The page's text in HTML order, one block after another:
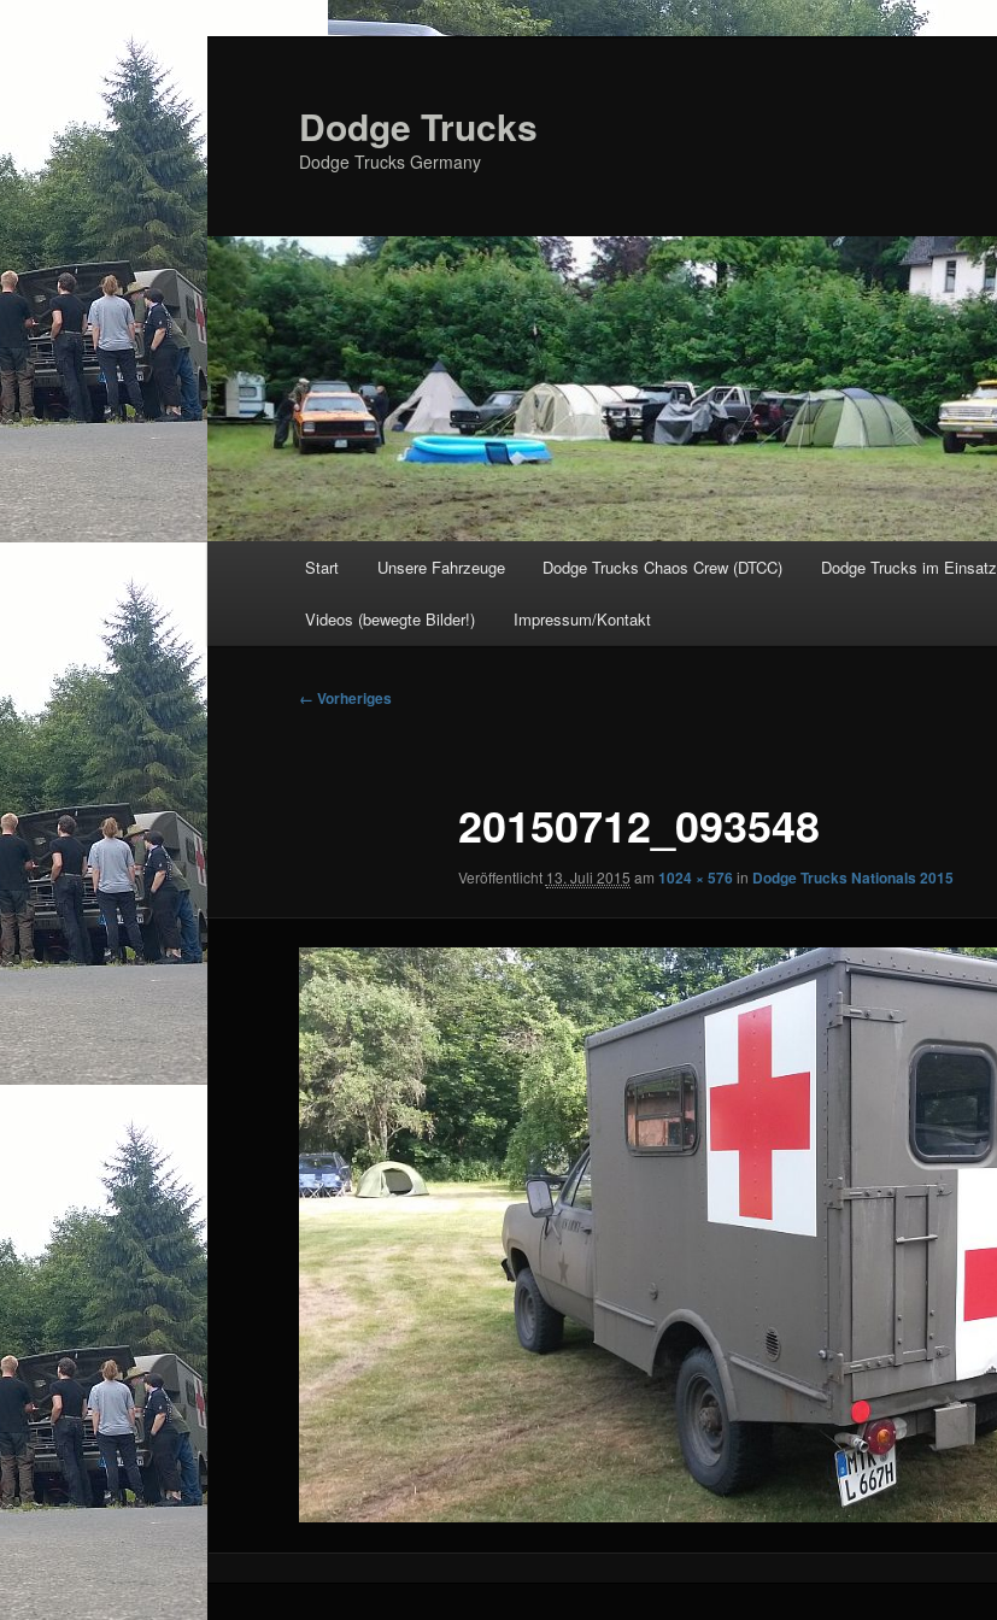
springen
Dodge Trucks
Dodge Trucks Germany
Start Unsere Fahrzeuge Dodge Trucks Chaos Crew (DTCC) Dodge Trucks im Einsatz
Videos (bewegte Bilder!) Impressum/Kontakt
Bilder-
← Vorheriges
20150712_093548
Veröffentlicht 13. Juli 2015 am 1024 × 576 in Dodge Trucks Nationals 2015